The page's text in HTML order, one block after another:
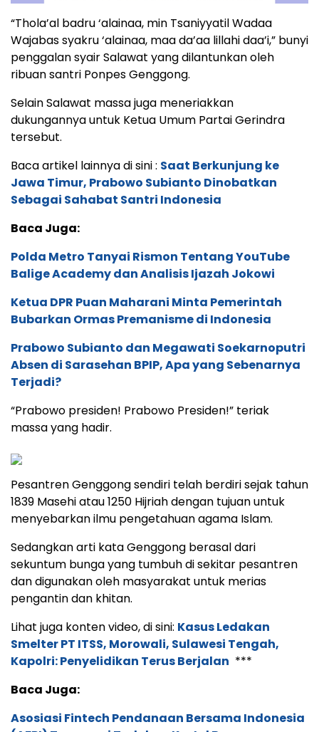
“Thola’al badru ‘alainaa, min Tsaniyyatil Wadaa
Wajabas syakru ‘alainaa, maa da’aa lillahi daa’i,” bunyi
penggalan syair Salawat yang dilantunkan oleh
ribuan santri Ponpes Genggong.
Selain Salawat massa juga meneriakkan
dukungannya untuk Ketua Umum Partai Gerindra
tersebut.
Baca artikel lainnya di sini : Saat Berkunjung ke
Jawa Timur, Prabowo Subianto Dinobatkan
Sebagai Sahabat Santri Indonesia
Baca Juga:
Polda Metro Tanyai Rismon Tentang YouTube
Balige Academy dan Analisis Ijazah Jokowi
Ketua DPR Puan Maharani Minta Pemerintah
Bubarkan Ormas Premanisme di Indonesia
Prabowo Subianto dan Megawati Soekarnoputri
Absen di Sarasehan BPIP, Apa yang Sebenarnya
Terjadi?
“Prabowo presiden! Prabowo Presiden!” teriak
massa yang hadir.
Pesantren Genggong sendiri telah berdiri sejak tahun
1839 Masehi atau 1250 Hijriah dengan tujuan untuk
menyebarkan ilmu pengetahuan agama Islam.
Sedangkan arti kata Genggong berasal dari
sekuntum bunga yang tumbuh di sekitar pesantren
dan digunakan oleh masyarakat untuk merias
pengantin dan khitan.
Lihat juga konten video, di sini: Kasus Ledakan
Smelter PT ITSS, Morowali, Sulawesi Tengah,
Kapolri: Penyelidikan Terus Berjalan ***
Baca Juga:
Asosiasi Fintech Pendanaan Bersama Indonesia